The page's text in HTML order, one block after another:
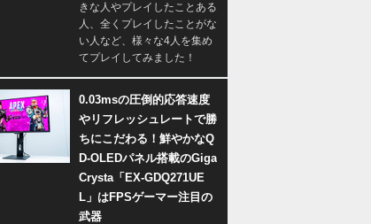
きな人やプレイしたことある
人、全くプレイしたことがな
い人など、様々な4人を集め
てプレイしてみました！
0.03msの圧倒的応答速度
やリフレッシュレートで勝
ちにこだわる！鮮やかなQ
D-OLEDパネル搭載のGiga
Crysta「EX-GDQ271UE
L」はFPSゲーマー注目の
武器